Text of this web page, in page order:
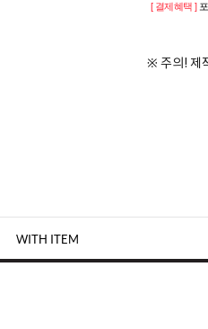
[ 결제혜택 ]
※ 주의! 제
WITH ITEM